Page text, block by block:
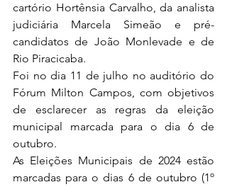
cartório Hortênsia Carvalho, da analista
judiciária Marcela Simeão e pré-
candidatos de João Monlevade e de
Rio Piracicaba.
Foi no dia 11 de julho no auditório do
Fórum Milton Campos, com objetivos
de esclarecer as regras da eleição
municipal marcada para o dia 6 de
outubro.
As Eleições Municipais de 2024 estão
marcadas para o dias 6 de outubro (1º